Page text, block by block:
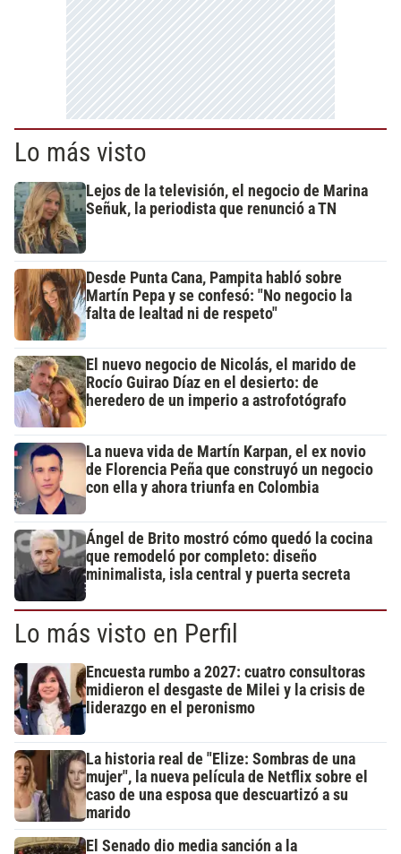
Lo más visto
Lejos de la televisión, el negocio de Marina
Señuk, la periodista que renunció a TN
Desde Punta Cana, Pampita habló sobre
Martín Pepa y se confesó: "No negocio la
falta de lealtad ni de respeto"
El nuevo negocio de Nicolás, el marido de
Rocío Guirao Díaz en el desierto: de
heredero de un imperio a astrofotógrafo
La nueva vida de Martín Karpan, el ex novio
de Florencia Peña que construyó un negocio
con ella y ahora triunfa en Colombia
Ángel de Brito mostró cómo quedó la cocina
que remodeló por completo: diseño
minimalista, isla central y puerta secreta
Lo más visto en Perfil
Encuesta rumbo a 2027: cuatro consultoras
midieron el desgaste de Milei y la crisis de
liderazgo en el peronismo
La historia real de "Elize: Sombras de una
mujer", la nueva película de Netflix sobre el
caso de una esposa que descuartizó a su
marido
El Senado dio media sanción a la